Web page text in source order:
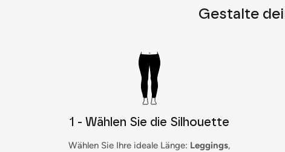
Gestalte
1 - Wählen Sie die Silhouette
Wählen Sie Ihre ideale Länge: Leggings,